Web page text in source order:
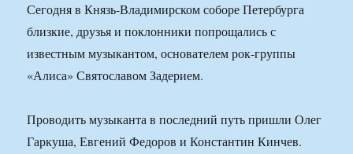
Сегодня в Князь-Владимирском соборе Петербурга
близкие, друзья и поклонники попрощались с
известным музыкантом, основателем рок-группы
«Алиса» Святославом Задерием.
Проводить музыканта в последний путь пришли Олег
Гаркуша, Евгений Федоров и Константин Кинчев.